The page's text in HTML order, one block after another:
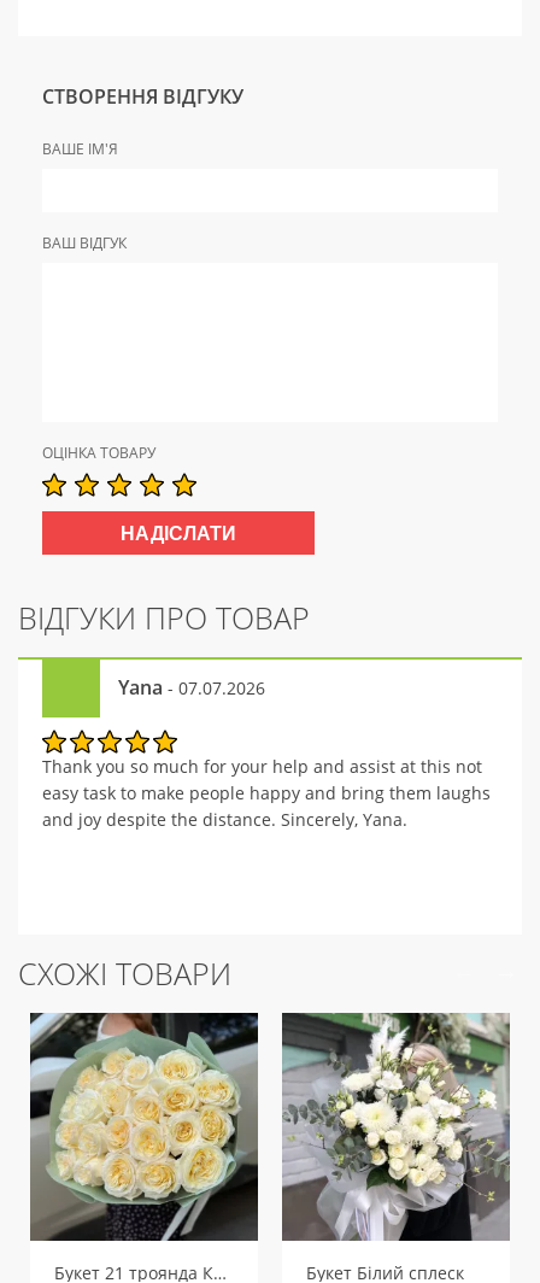
СТВОРЕННЯ ВІДГУКУ
ВАШЕ ІМ'Я
ВАШ ВІДГУК
ОЦІНКА ТОВАРУ
ВІДГУКИ ПРО ТОВАР
Yana - 07.07.2026
Thank you so much for your help and assist at this not
easy task to make people happy and bring them laughs
and joy despite the distance. Sincerely, Yana.
СХОЖІ ТОВАРИ
Букет 21 троянда Канделайт Букет Білий сплеск